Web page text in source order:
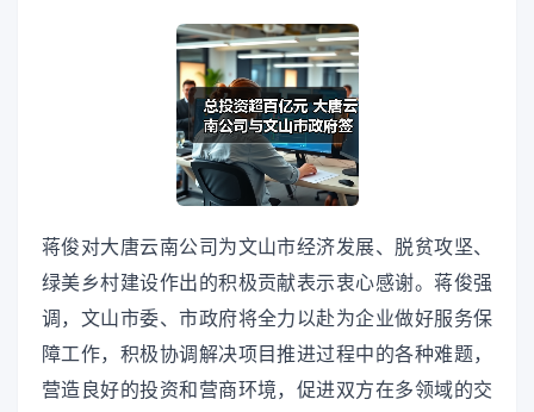
蒋俊对大唐云南公司为文山市经济发展、脱贫攻坚、
绿美乡村建设作出的积极贡献表示衷心感谢。蒋俊强
调，文山市委、市政府将全力以赴为企业做好服务保
障工作，积极协调解决项目推进过程中的各种难题，
营造良好的投资和营商环境，促进双方在多领域的交